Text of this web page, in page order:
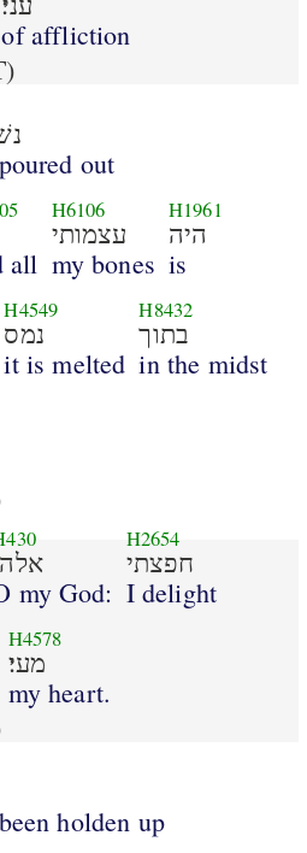
of affliction
out
all
H6106
עצמותי
my bones
H1961
היה
is
H4549
נמס
it is melted
H8432
בתוך
in the midst
my God:
H2654
חפצתי
I delight
H4578
מעי׃
my heart.
holden up